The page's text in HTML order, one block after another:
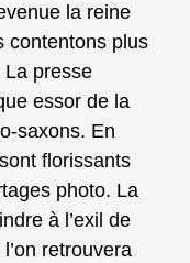
la reine
contentons plus
La presse
essor de la
saxons. En
florissants
photo. La
à l’exil de
retrouvera